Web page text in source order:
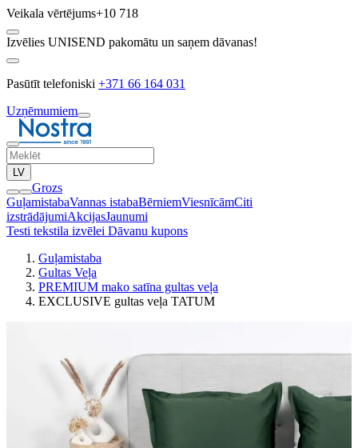
Veikala vērtējums+10 718
Izvēlies UNISEND pakomātu un saņem dāvanas!
Pasūtīt telefoniski +371 66 164 031
Uzņēmumiem
LV
Grozs
GuļamistabaVannas istabaBērniemViesnīcāmCiti
izstrādājumiAkcijasJaunumi
Testi tekstila izvēlei Dāvanu kupons
Guļamistaba
Gultas Veļa
PREMIUM mako satīna gultas veļa
EXCLUSIVE gultas veļa TATUM